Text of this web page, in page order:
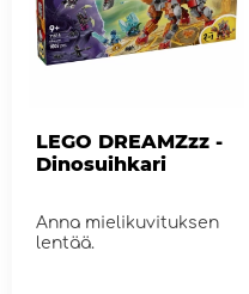
LEGO DREAMZzz -
Dinosuihkari
Anna mielikuvituksen
lentää.